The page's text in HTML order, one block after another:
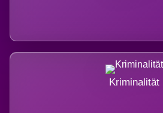
Kriminalität